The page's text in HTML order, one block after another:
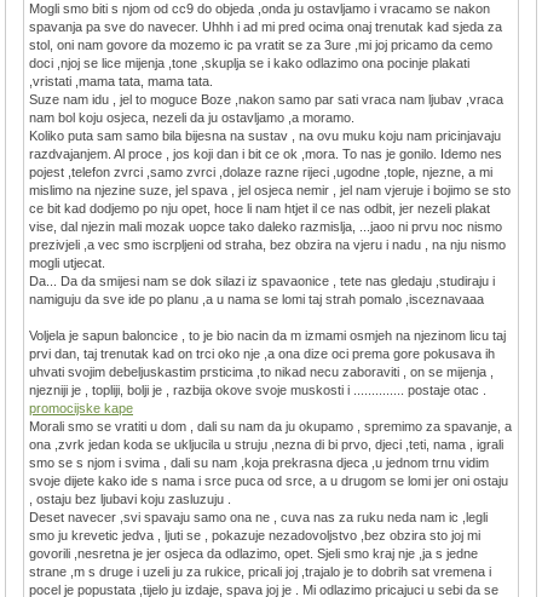
Mogli smo biti s njom od cc9 do objeda ,onda ju ostavljamo i vracamo se nakon
spavanja pa sve do navecer. Uhhh i ad mi pred ocima onaj trenutak kad sjeda za
stol, oni nam govore da mozemo ic pa vratit se za 3ure ,mi joj pricamo da cemo
doci ,njoj se lice mijenja ,tone ,skuplja se i kako odlazimo ona pocinje plakati
,vristati ,mama tata, mama tata.
Suze nam idu , jel to moguce Boze ,nakon samo par sati vraca nam ljubav ,vraca
nam bol koju osjeca, nezeli da ju ostavljamo ,a moramo.
Koliko puta sam samo bila bijesna na sustav , na ovu muku koju nam pricinjavaju
razdvajanjem. Al proce , jos koji dan i bit ce ok ,mora. To nas je gonilo. Idemo nes
pojest ,telefon zvrci ,samo zvrci ,dolaze razne rijeci ,ugodne ,tople, njezne, a mi
mislimo na njezine suze, jel spava , jel osjeca nemir , jel nam vjeruje i bojimo se sto
ce bit kad dodjemo po nju opet, hoce li nam htjet il ce nas odbit, jer nezeli plakat
vise, dal njezin mali mozak uopce tako daleko razmislja, ...jaoo ni prvu noc nismo
prezivjeli ,a vec smo iscrpljeni od straha, bez obzira na vjeru i nadu , na nju nismo
mogli utjecat.
Da... Da da smijesi nam se dok silazi iz spavaonice , tete nas gledaju ,studiraju i
namiguju da sve ide po planu ,a u nama se lomi taj strah pomalo ,isceznavaaa
Voljela je sapun baloncice , to je bio nacin da m izmami osmjeh na njezinom licu taj
prvi dan, taj trenutak kad on trci oko nje ,a ona dize oci prema gore pokusava ih
uhvati svojim debeljuskastim prsticima ,to nikad necu zaboraviti , on se mijenja ,
njezniji je , topliji, bolji je , razbija okove svoje muskosti i .............. postaje otac .
promocijske kape
Morali smo se vratiti u dom , dali su nam da ju okupamo , spremimo za spavanje, a
ona ,zvrk jedan koda se ukljucila u struju ,nezna di bi prvo, djeci ,teti, nama , igrali
smo se s njom i svima , dali su nam ,koja prekrasna djeca ,u jednom trnu vidim
svoje dijete kako ide s nama i srce puca od srce, a u drugom se lomi jer oni ostaju
, ostaju bez ljubavi koju zasluzuju .
Deset navecer ,svi spavaju samo ona ne , cuva nas za ruku neda nam ic ,legli
smo ju krevetic jedva , ljuti se , pokazuje nezadovoljstvo ,bez obzira sto joj mi
govorili ,nesretna je jer osjeca da odlazimo, opet. Sjeli smo kraj nje ,ja s jedne
strane ,m s druge i uzeli ju za rukice, pricali joj ,trajalo je to dobrih sat vremena i
pocel je popustata ,tijelo ju izdaje, spava joj je . Mi odlazimo pricajuci u sebi da se